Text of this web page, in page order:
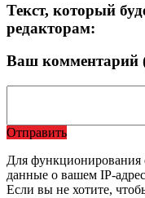
Текст, который
редакторам:
Ваш комментарий
Отправить
Для функционирования
данные о вашем IP-
Если вы не хотите,